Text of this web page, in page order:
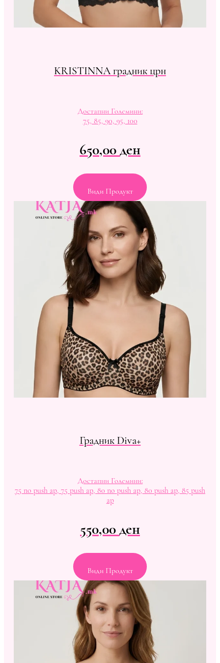
KRISTINNA градник црн
Достапни Големини:
75, 85, 90, 95, 100
650,00ден
Види Продукт
Градник Diva+
Достапни Големини:
75 no push ap, 75 push ap, 80 no push ap, 80 push ap, 85 push
ap
550,00ден
Види Продукт